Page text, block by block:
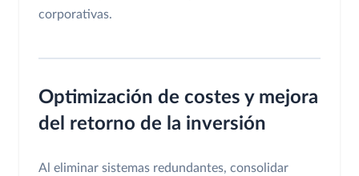
corporativas.
Optimización de costes y mejora
del retorno de la inversión
Al eliminar sistemas redundantes, consolidar